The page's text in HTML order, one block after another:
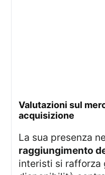
valutazioni sul mercato e ipotesi di
acquisizione
La sua presenza
raggiungimento
interisti si rafforza